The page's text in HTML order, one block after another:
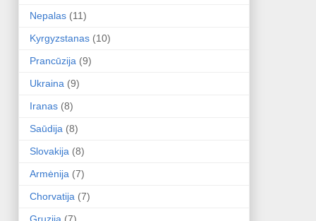
Nepalas (11)
Kyrgyzstanas (10)
Prancūzija (9)
Ukraina (9)
Iranas (8)
Saūdija (8)
Slovakija (8)
Armėnija (7)
Chorvatija (7)